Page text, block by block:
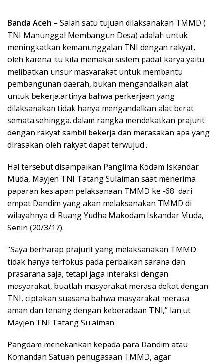
Banda Aceh – Salah satu tujuan dilaksanakan TMMD (
TNI Manunggal Membangun Desa) adalah untuk
meningkatkan kemanunggalan TNI dengan rakyat,
oleh karena itu kita memakai sistem padat karya yaitu
melibatkan unsur masyarakat untuk membantu
pembangunan daerah, bukan mengandalkan alat
untuk bekerja.artinya bahwa perkerjaan yang
dilaksanakan tidak hanya mengandalkan alat berat
semata.sehingga. dalam rangka mendekatkan prajurit
dengan rakyat sambil bekerja dan merasakan apa yang
dirasakan oleh rakyat dapat terwujud .
Hal tersebut disampaikan Panglima Kodam Iskandar
Muda, Mayjen TNI Tatang Sulaiman saat menerima
paparan kesiapan pelaksanaan TMMD ke -68 dari
empat Dandim yang akan melaksanakan TMMD di
wilayahnya di Ruang Yudha Makodam Iskandar Muda,
Senin (20/3/17).
“Saya berharap prajurit yang melaksanakan TMMD
tidak hanya terfokus pada perbaikan sarana dan
prasarana saja, tetapi jaga interaksi dengan
masyarakat, buatlah masyarakat merasa dekat dengan
TNI, ciptakan suasana bahwa masyarakat merasa
aman dan tenang dengan keberadaan TNI,” lanjut
Mayjen TNI Tatang Sulaiman.
Pangdam menekankan kepada para Dandim atau
Komandan Satuan penugasaan TMMD, agar